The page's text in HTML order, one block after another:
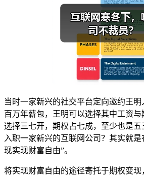
当时一家新兴的社交平台定向邀约王
百万年薪包，王明可以选择其中工资
选择三七开，期权占七成，至少也是
入职一家新兴的互联网公司？其实就
现实现财富自由”。
将实现财富自由的途径寄托于期权变